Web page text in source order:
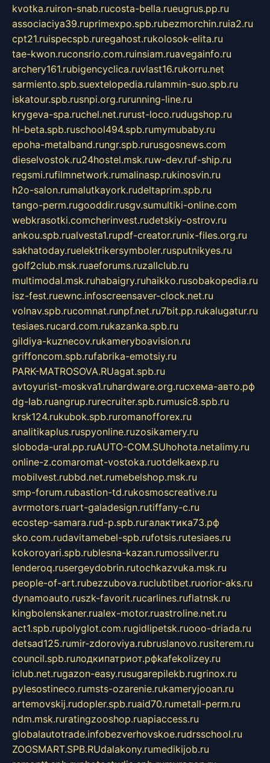
kvotka.ruiron-snab.rucosta-bella.rueugrus.pp.ru
associaciya39.ruprimexpo.spb.rubezmorchin.ruia2.ru
cpt21.ruispecspb.ruregahost.rukolosok-elita.ru
tae-kwon.ruconsrio.com.ruinsiam.ruavegainfo.ru
archery161.rubigencyclica.ruvlast16.rukorru.net
sarmiento.spb.suextelopedia.rulammin-suo.spb.ru
iskatour.spb.rusnpi.org.rurunning-line.ru
krygeva-spa.ruchel.net.rurust-loco.rudugshop.ru
hl-beta.spb.ruschool494.spb.rumymubaby.ru
epoha-metalband.rungr.spb.rurusgosnews.com
dieselvostok.ru24hostel.msk.ruw-dev.ruf-ship.ru
regsmi.rufilmnetwork.rumalinasp.rukinosvin.ru
h2o-salon.rumalutkayork.rudeltaprim.spb.ru
tango-perm.rugooddir.rusgv.sumultiki-online.com
webkrasotki.comcherinvest.rudetskiy-ostrov.ru
ankou.spb.rualvesta1.rupdf-creator.runix-files.org.ru
sakhatoday.ruelektrikersymboler.rusputnikyes.ru
golf2club.msk.ruaeforums.ruzallclub.ru
multimodal.msk.ruhabaigry.ruhaikko.rusobakopedia.ru
isz-fest.ruewnc.infoscreensaver-clock.net.ru
volnav.spb.rucomnat.runpf.net.ru7bit.pp.rukalugatur.ru
tesiaes.rucard.com.rukazanka.spb.ru
gildiya-kuznecov.rukameryboavision.ru
griffoncom.spb.rufabrika-emotsiy.ru
PARK-MATROSOVA.RUagat.spb.ru
avtoyurist-moskva1.ruhardware.org.ruсхема-авто.рф
dg-lab.ruangrup.rurecruiter.spb.rumusic8.spb.ru
krsk124.rukubok.spb.ruromanofforex.ru
analitikaplus.ruspyonline.ruzosikamery.ru
sloboda-ural.pp.ruAUTO-COM.SUhohota.netalimy.ru
online-z.comaromat-vostoka.ruotdelkaexp.ru
mobilvest.rubbd.net.rumebelshop.msk.ru
smp-forum.rubastion-td.rukosmoscreative.ru
avrmotors.ruart-galadesign.rutiffany-c.ru
ecostep-samara.rud-p.spb.ruгалактика73.рф
sko.com.rudavitamebel-spb.rufotsis.rutesiaes.ru
kokoroyari.spb.rublesna-kazan.rumossilver.ru
lenderoq.rusergeydobrin.rutochkazvuka.msk.ru
people-of-art.rubezzubova.ruclubtibet.ruorior-aks.ru
dynamoauto.ruszk-favorit.rucarlines.ruflatnsk.ru
kingbolenskaner.rualex-motor.ruastroline.net.ru
act1.spb.rupolyglot.com.rugidlipetsk.ruooo-driada.ru
detsad125.rumir-zdoroviya.rubruslanovo.rusiterem.ru
council.spb.ruлодкипатриот.рфkafekolizey.ru
iclub.net.rugazon-easy.rusugarepilekb.rugrinox.ru
pylesostineco.rumsts-ozarenie.rukameryjooan.ru
artemovskij.rudopler.spb.ruaid70.rumetall-perm.ru
ndm.msk.ruratingzooshop.ruapiaccess.ru
globalautotrade.infobezverhovskoe.rudrsschool.ru
ZOOSMART.SPB.RUdalakony.rumedikijob.ru